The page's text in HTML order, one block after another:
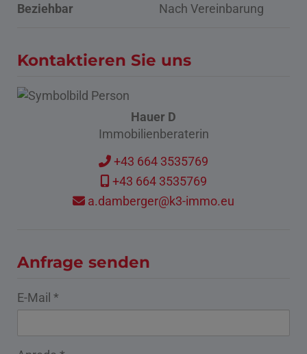
Beziehbar
Nach Vereinbarung
Kontaktieren Sie uns
Hauer D
Immobilienberaterin
+43 664 3535769
+43 664 3535769
a.damberger@k3-immo.eu
Anfrage senden
E-Mail